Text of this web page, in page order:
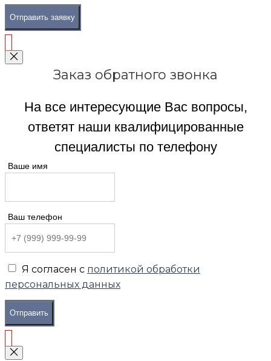
Отправить заявку
Заказ обратного звонка
На все интересующие Вас вопросы,
ответят наши квалифицированные
специалисты по телефону
Ваше имя
Ваш телефон
Я согласен с политикой обработки
персональных данных
Отправить